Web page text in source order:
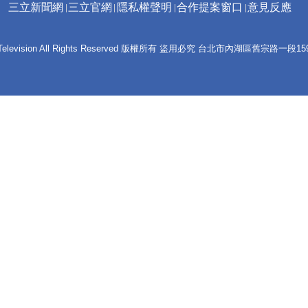
三立新聞網 三立官網 隱私權聲明 合作提案窗口 意見反應
All Rights Reserved 版權所有 盜用必究 台北市內湖區舊宗路一段